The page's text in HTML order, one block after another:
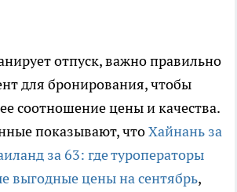
отпуск, важно правильно
для бронирования, чтобы
соотношение цены и качества.
показывают, чтоХайнань за
за 63: где туроператоры
выгодные цены на сентябрь,